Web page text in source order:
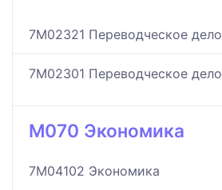
7M02321 Переводческое дело
7M02301 Переводческое дело
M070 Экономика
7M04102 Экономика